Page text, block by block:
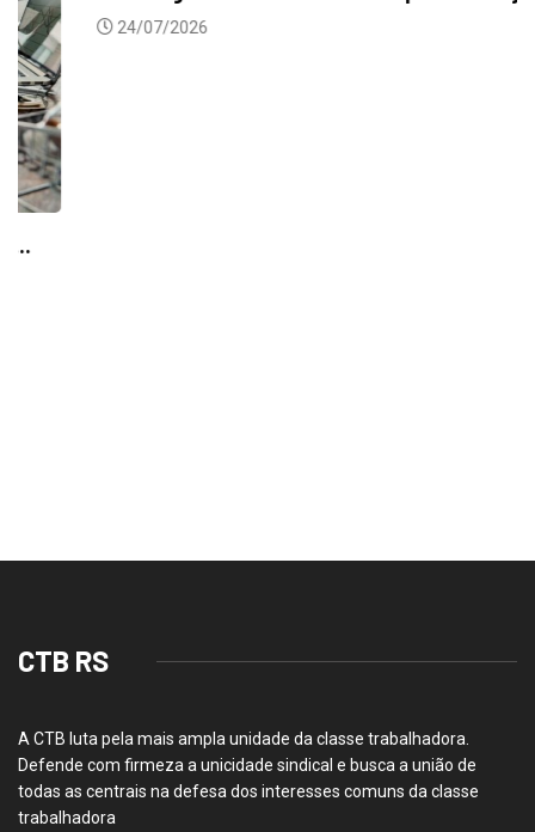
24/07/2026
CTB RS
A CTB luta pela mais ampla unidade da classe trabalhadora.
Defende com firmeza a unicidade sindical e busca a união de
todas as centrais na defesa dos interesses comuns da classe
trabalhadora